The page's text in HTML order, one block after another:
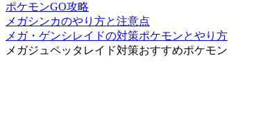
ポケモンGO攻略
メガシンカのやり方と注意点
メガ・ゲンシレイドの対策ポケモンとやり方
メガジュペッタレイド対策おすすめポケモン